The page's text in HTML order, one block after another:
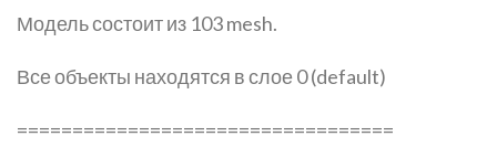
Модель состоит из 103 mesh.
Все объекты находятся в слое 0 (default)
==================================